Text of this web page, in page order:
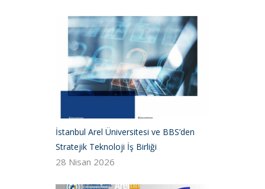
İstanbul Arel Üniversitesi ve BBS’den
Stratejik Teknoloji İş Birliği
28 Nisan 2026